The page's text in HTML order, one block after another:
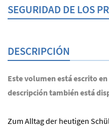
SEGURIDAD DE LOS
DESCRIPCIÓN
Este volumen está escrito
descripción también está
Zum Alltag der heutigen